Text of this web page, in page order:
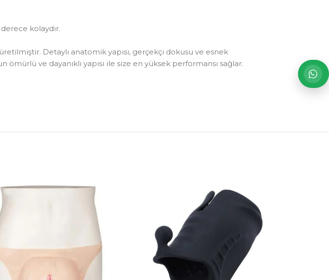
kolaydır.
Detaylı anatomik yapısı, gerçekçi dokusu ve esnek
ve dayanıklı yapısı ile size en yüksek performansı sağlar.